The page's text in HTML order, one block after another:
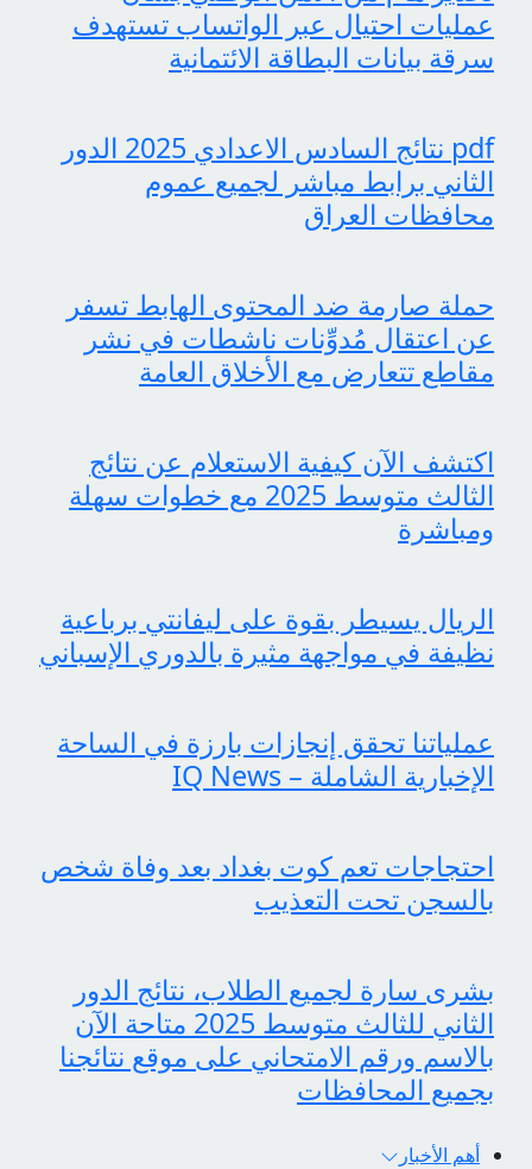
عمليات احتيال عبر الواتساب تستهدف
سرقة بيانات البطاقة الائتمانية
pdf نتائج السادس الاعدادي 2025 الدور
الثاني برابط مباشر لجميع عموم
محافظات العراق
حملة صارمة ضد المحتوى الهابط تسفر
عن اعتقال مُدوِّنات ناشطات في نشر
مقاطع تتعارض مع الأخلاق العامة
اكتشف الآن كيفية الاستعلام عن نتائج
الثالث متوسط 2025 مع خطوات سهلة
ومباشرة
الريال يسيطر بقوة على ليفانتي برباعية
نظيفة في مواجهة مثيرة بالدوري الإسباني
عملياتنا تحقق إنجازات بارزة في الساحة
الإخبارية الشاملة – IQ News
احتجاجات تعم كوت بغداد بعد وفاة شخص
بالسجن تحت التعذيب
بشرى سارة لجميع الطلاب، نتائج الدور
الثاني للثالث متوسط 2025 متاحة الآن
بالاسم ورقم الامتحاني على موقع نتائجنا
بجميع المحافظات
أهم الأخبار